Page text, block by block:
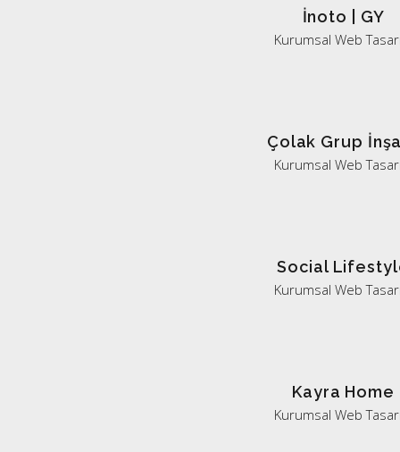
İnoto | GY
Kurumsal Web
Çolak Grup
Kurumsal Web
Social
Kurumsal Web
Kayra Home
Kurumsal Web